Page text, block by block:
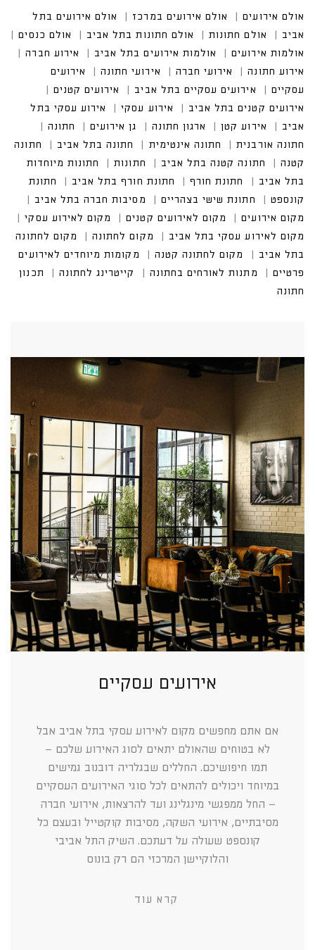
אולם אירועים אולם אירועים במרכז
אולם אירועים בתל
אביב
אולם חתונות אולם חתונות בתל אביב
אולם כנסים
אולמות אירועים
אולמות אירועים בתל אביב
אירוע חברה
אירוע חתונה
אירועי חברה אירועי חתונה
אירועים
עסקיים
אירועים עסקיים בתל אביב
אירועים קטנים
אירועים קטנים בתל אביב
אירוע עסקי
אירוע עסקי בתל
אביב
אירוע קטן ארגון חתונה גן אירועים
חתונה
חתונה אורבנית
חתונה אינטימית חתונה בתל אביב
חתונה
קטנה
חתונה קטנה בתל אביב חתונות
חתונות מיוחדות
בתל אביב
חתונת חורף חתונת חורף בתל אביב
חתונת
קונספט
חתונת שישי בצהריים
מסיבות חברה בתל אביב
מקום אירועים
מקום לאירועים קטנים
מקום לאירוע עסקי
מקום לאירוע עסקי בתל אביב
מקום לחתונה
מקום לחתונה
בתל אביב
מקום לחתונה קטנה
מקומות מיוחדים לאירועים
פרטיים
מתנות לאורחים בחתונה קייטרינג לחתונה
תכנון
חתונה
אירועים עסקיים
אם אתם מחפשים מקום לאירוע עסקי בתל אביב אבל
לא בטוחים שהאולם יתאים לסוג האירוע שלכם –
תמו חיפושיכם. החללים שבגלריה דובנוב גמישים
במיוחד ויכולים להתאים לכל סוגי האירועים העסקיים
– החל ממפגשי מינגלינג ועד להרצאות, אירועי חברה
מסיבתיים, אירועי השקה, מסיבות קוקטייל ובעצם כל
קונספט שעולה על דעתכם. השיק התל אביבי
והלוקיישן המרכזי הם רק בונוס
קרא עוד